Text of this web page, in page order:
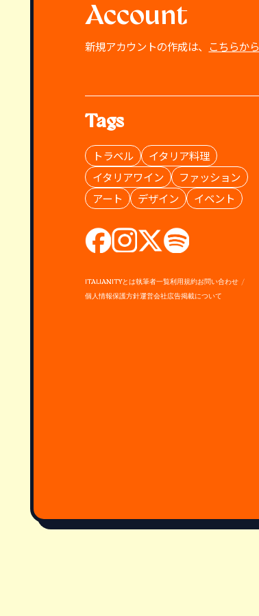
Account
新規アカウントの作成は、 こちらから
Tags
トラベル
イタリア料理
イタリアワイン
ファッション
アート
デザイン イベント
ITALIANITYとは執筆者一覧利用規約お問い合わせ
個人情報保護方針運営会社広告掲載について